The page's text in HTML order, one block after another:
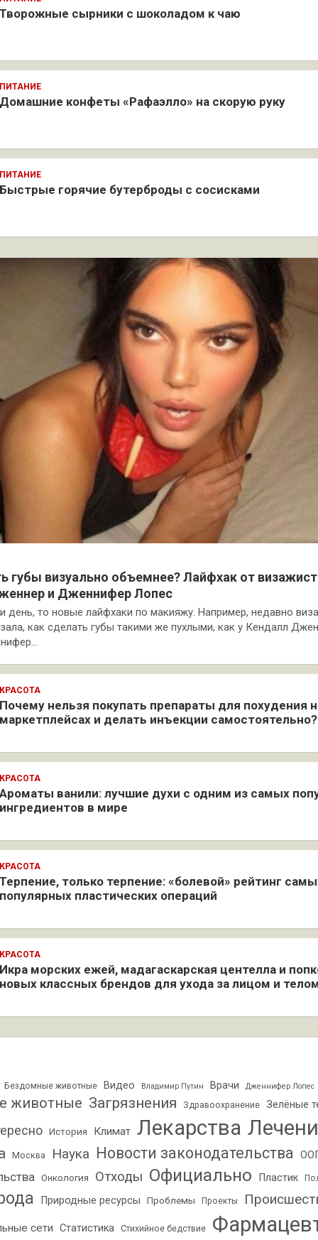
Творожные сырники с шоколадом к чаю
ПИТАНИЕ
Домашние конфеты «Рафаэлло» на скорую руку
ПИТАНИЕ
Быстрые горячие бутерброды с сосисками
губы визуально объемнее? Лайфхак от
и Дженнифер Лопес
день, то новые лайфхаки по макияжу. Например, недавно
как сделать губы такими же пухлыми, как у Кендалл
КРАСОТА
Почему нельзя покупать препараты для похудения
маркетплейсах и делать инъекции самостоятельно?
КРАСОТА
Ароматы ванили: лучшие духи с одним из самых
ингредиентов в мире
КРАСОТА
Терпение, только терпение: «болевой» рейтинг
популярных пластических операций
КРАСОТА
Икра морских ежей, мадагаскарская центелла и
новых классных брендов для ухода за лицом и
Бездомные животные Видео Владимир Путин Врачи Дженнифер Лопес
животные Загрязнения Здравоохранение Зелёные
История Климат Лекарства
Москва Наука Новости законодательства
Онкология Отходы Официально Пластик
Природные ресурсы Проблемы Проекты
сети Статистика Стихийное бедствие